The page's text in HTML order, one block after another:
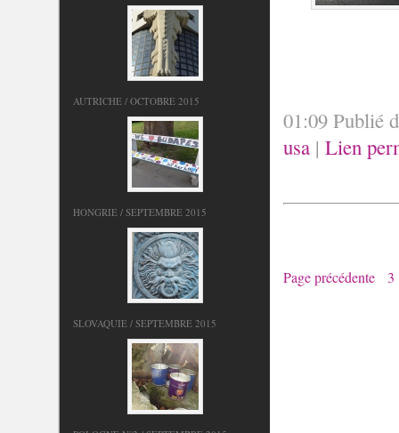
AUTRICHE / OCTOBRE 2015
HONGRIE / SEPTEMBRE 2015
SLOVAQUIE / SEPTEMBRE 2015
01:09 Publié
usa | Lien
Page précédente 3